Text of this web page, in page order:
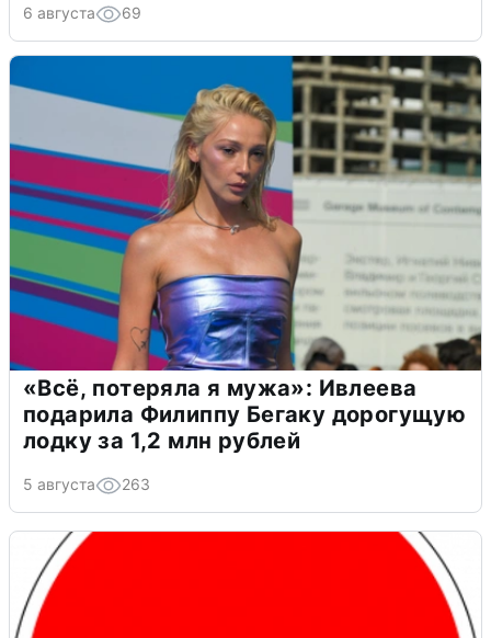
6 августа 69
«Всё, потеряла я мужа»: Ивлеева
подарила Филиппу Бегаку дорогущую
лодку за 1,2 млн рублей
5 августа 263